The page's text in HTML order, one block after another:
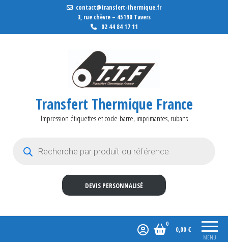
contact@transfert-thermique.fr
3, rue chèvre – 45190 Tavers
02 44 84 17 11
Transfert Thermique France
Impression étiquettes et code-barre, imprimantes, rubans
DEVIS PERSONNALISÉ
MENU
0
0,00 €